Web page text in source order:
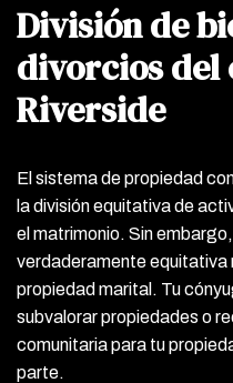
División de
divorcios del
Riverside
El sistema de propiedad
la división equitativa de
el matrimonio. Sin
verdaderamente
propiedad marital. Tu
subvalorar propiedades o
comunitaria para tu
parte.